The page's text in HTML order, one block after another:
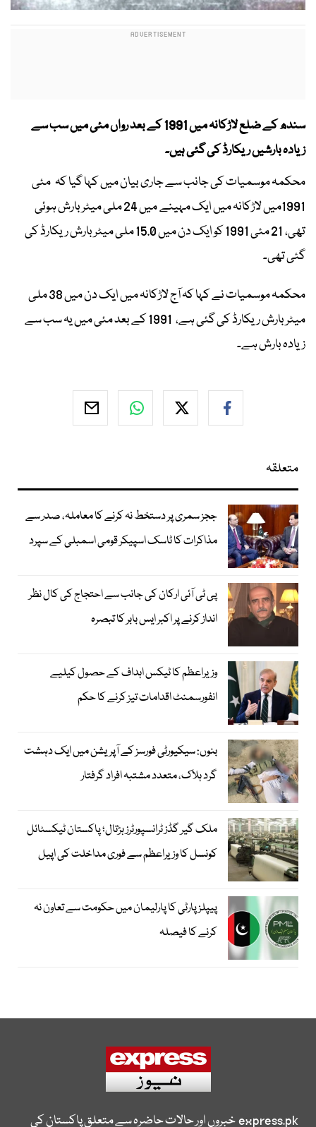
سندھ کے ضلع لاڑکانہ میں 1991 کے بعد رواں مئی میں سب سے
زیادہ بارشیں ریکارڈ کی گئی ہیں۔
محکمہ موسمیات کی جانب سے جاری بیان میں کہا گیا کہ مئی
1991میں لاڑکانہ میں ایک مہینے میں 24 ملی میٹر بارش ہوئی
تھی، 21 مئی 1991 کو ایک دن میں 15.0 ملی میٹر بارش ریکارڈ کی
گئی تھی۔
محکمہ موسمیات نے کہا کہ آج لاڑکانہ میں ایک دن میں 38 ملی
میٹر بارش ریکارڈ کی گئی ہے، 1991 کے بعد مئی میں یہ سب سے
زیادہ بارش ہے۔
متعلقہ
ججز سمری پر دستخط نہ کرنے کا معاملہ، صدر سے
مذاکرات کا ٹاسک اسپیکر قومی اسمبلی کے سپرد
پی ٹی آئی ارکان کی جانب سے احتجاج کی کال نظر
انداز کرنے پر اکبر ایس بابر کا تبصرہ
وزیراعظم کا ٹیکس اہداف کے حصول کیلیے
انفورسمنٹ اقدامات تیز کرنے کا حکم
بنوں: سیکیورٹی فورسز کے آپریشن میں ایک دہشت
گرد ہلاک، متعدد مشتبہ افراد گرفتار
ملک گیر گڈز ٹرانسپورٹرز ہڑتال؛ پاکستان ٹیکسٹائل
کونسل کا وزیراعظم سے فوری مداخلت کی اپیل
پیپلزپارٹی کا پارلیمان میں حکومت سے تعاون نہ
کرنے کا فیصلہ
express.pkخبروں اور حالات حاضرہ سے متعلق پاکستان کی